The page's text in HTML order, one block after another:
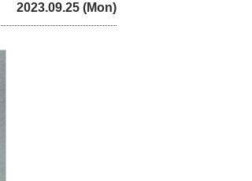
2023.09.25 (Mon)